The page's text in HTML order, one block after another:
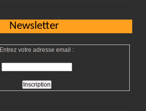
Newsletter
Entrez votre adresse email :